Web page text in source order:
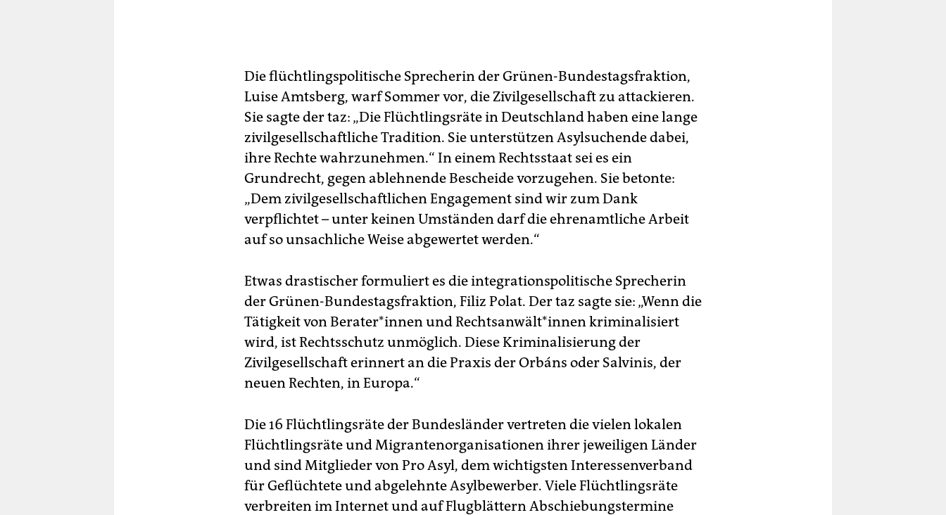
Die flüchtlingspolitische Sprecherin der Grünen-Bundestagsfraktion,
Luise Amtsberg, warf Sommer vor, die Zivilgesellschaft zu attackieren.
Sie sagte der taz: „Die Flüchtlingsräte in Deutschland haben eine lange
zivilgesellschaftliche Tradition. Sie unterstützen Asylsuchende dabei,
ihre Rechte wahrzunehmen.“ In einem Rechtsstaat sei es ein
Grundrecht, gegen ablehnende Bescheide vorzugehen. Sie betonte:
„Dem zivilgesellschaftlichen Engagement sind wir zum Dank
verpflichtet – unter keinen Umständen darf die ehrenamtliche Arbeit
auf so unsachliche Weise abgewertet werden.“
Etwas drastischer formuliert es die integrationspolitische Sprecherin
der Grünen-Bundestagsfraktion, Filiz Polat. Der taz sagte sie: „Wenn die
Tätigkeit von Berater*innen und Rechtsanwält*innen kriminalisiert
wird, ist Rechtsschutz unmöglich. Diese Kriminalisierung der
Zivilgesellschaft erinnert an die Praxis der Orbáns oder Salvinis, der
neuen Rechten, in Europa.“
Die 16 Flüchtlingsräte der Bundesländer vertreten die vielen lokalen
Flüchtlingsräte und Migrantenorganisationen ihrer jeweiligen Länder
und sind Mitglieder von Pro Asyl, dem wichtigsten Interessenverband
für Geflüchtete und abgelehnte Asylbewerber. Viele Flüchtlingsräte
verbreiten im Internet und auf Flugblättern Abschiebungstermine